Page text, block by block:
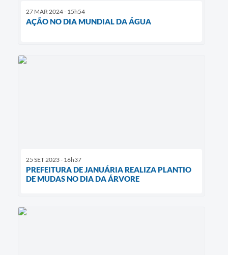
27 MAR 2024 - 15h54
AÇÃO NO DIA MUNDIAL DA ÁGUA
25 SET 2023 - 16h37
PREFEITURA DE JANUÁRIA REALIZA PLANTIO
DE MUDAS NO DIA DA ÁRVORE